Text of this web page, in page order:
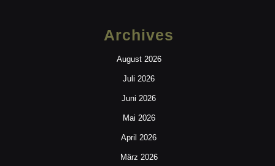
Archives
August 2026
Juli 2026
Juni 2026
Mai 2026
April 2026
März 2026